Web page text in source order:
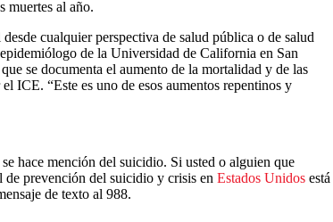
muertes al año.
cualquier perspectiva de salud pública o de salud
de la Universidad de California en San
se documenta el aumento de la mortalidad y de las
ICE. “Este es uno de esos aumentos repentinos y
hace mención del suicidio. Si usted o alguien que
de prevención del suicidio y crisis en Estados Unidos está
de texto al 988.